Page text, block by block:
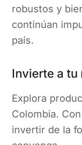
robustos y
continúan
país.
Invierte a tu
Explora
Colombia.
invertir de la